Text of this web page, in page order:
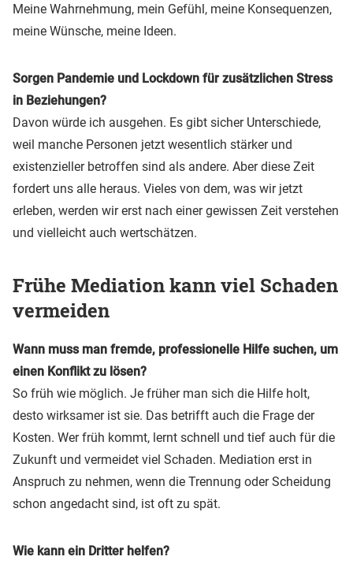
Meine Wahrnehmung, mein Gefühl, meine Konsequenzen,
meine Wünsche, meine Ideen.
Sorgen Pandemie und Lockdown für zusätzlichen Stress
in Beziehungen?
Davon würde ich ausgehen. Es gibt sicher Unterschiede,
weil manche Personen jetzt wesentlich stärker und
existenzieller betroffen sind als andere. Aber diese Zeit
fordert uns alle heraus. Vieles von dem, was wir jetzt
erleben, werden wir erst nach einer gewissen Zeit verstehen
und vielleicht auch wertschätzen.
Frühe Mediation kann viel Schaden
vermeiden
Wann muss man fremde, professionelle Hilfe suchen, um
einen Konflikt zu lösen?
So früh wie möglich. Je früher man sich die Hilfe holt,
desto wirksamer ist sie. Das betrifft auch die Frage der
Kosten. Wer früh kommt, lernt schnell und tief auch für die
Zukunft und vermeidet viel Schaden. Mediation erst in
Anspruch zu nehmen, wenn die Trennung oder Scheidung
schon angedacht sind, ist oft zu spät.
Wie kann ein Dritter helfen?